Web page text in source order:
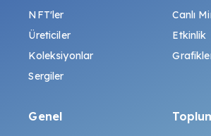
NFT'ler
Üreticiler
Koleksiyonlar
Sergiler
Canlı
Etkinlik
Genel